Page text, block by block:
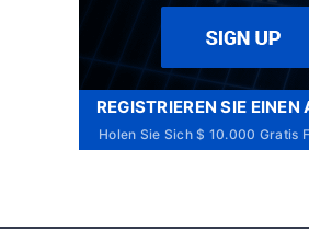
REGISTRIEREN SIE
Holen Sie Sich $ 10.000 Gratis